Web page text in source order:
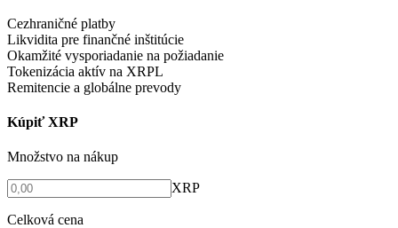
Cezhraničné platby
Likvidita pre finančné inštitúcie
Okamžité vysporiadanie na požiadanie
Tokenizácia aktív na XRPL
Remitencie a globálne prevody
Kúpiť XRP
Množstvo na nákup
XRP
Celková cena